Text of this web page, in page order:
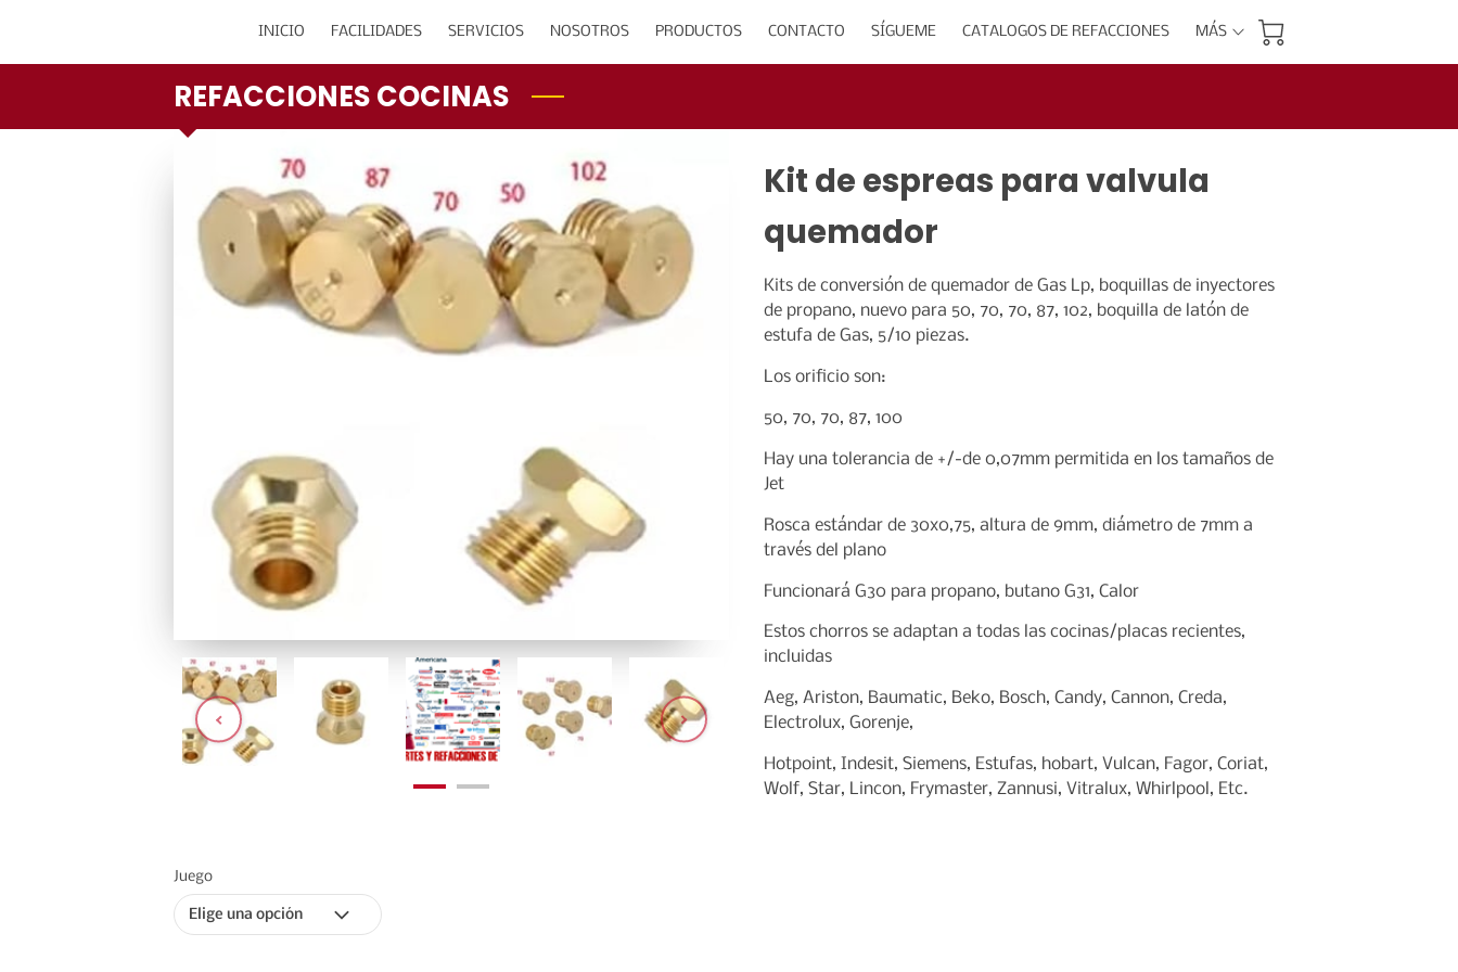
INICIO FACILIDADES SERVICIOS NOSOTROS PRODUCTOS CONTACTO SÍGUEME
CATALOGOS DE REFACCIONES
MÁS
REFACCIONES COCINAS
Kit de espreas para valvula
quemador
Kits de conversión de quemador de Gas Lp, boquillas de inyectores
de propano, nuevo para 50, 70, 70, 87, 102, boquilla de latón de
estufa de Gas, 5/10 piezas.
Los orificio son:
50, 70, 70, 87, 100
Hay una tolerancia de +/-de 0,07mm permitida en los tamaños de
Jet
Rosca estándar de 30x0,75, altura de 9mm, diámetro de 7mm a
través del plano
Funcionará G30 para propano, butano G31, Calor
Estos chorros se adaptan a todas las cocinas/placas recientes,
incluidas
Aeg, Ariston, Baumatic, Beko, Bosch, Candy, Cannon, Creda,
Electrolux, Gorenje,
Hotpoint, Indesit, Siemens, Estufas, hobart, Vulcan, Fagor, Coriat,
Wolf, Star, Lincon, Frymaster, Zannusi, Vitralux, Whirlpool, Etc.
Juego
Elige una opción